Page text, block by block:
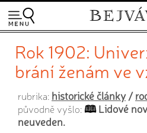
Rok 1902:
brání ženám ve
rubrika: historické články/
původně vyšlo:
Lidové
neuveden.